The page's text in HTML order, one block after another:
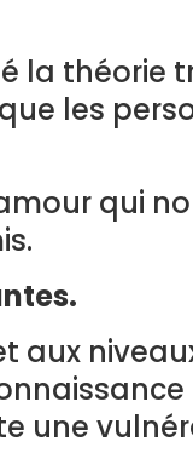
la théorie
les
qui
aux
une